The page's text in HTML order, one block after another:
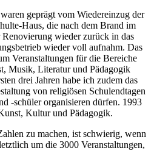
geprägt vom Wiedereinzug der
Haus, die nach dem Brand im
Renovierung wieder zurück in das
wieder voll aufnahm. Das
Veranstaltungen für die Bereiche
Musik, Literatur und Pädagogik
drei Jahren habe ich zudem das
von religiösen Schulendtagen
-schüler organisieren dürfen. 1993
Kultur und Pädagogik.
zu machen, ist schwierig, wenn
um die 3000 Veranstaltungen,